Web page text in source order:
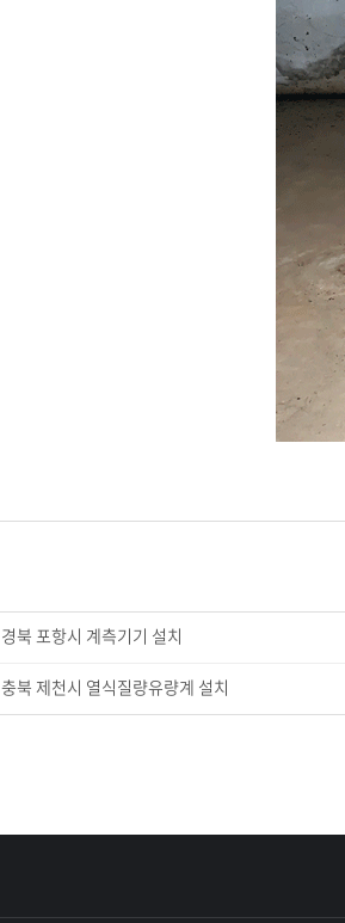
경북 포항시 계측기기 설치
충북 제천시 열식질량유량계 설치